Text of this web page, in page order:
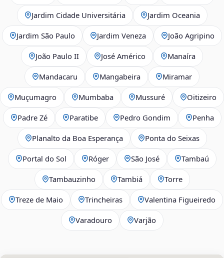
Jardim Cidade Universitária Jardim Oceania
Jardim São Paulo Jardim Veneza João Agripino
João Paulo II José Américo Manaíra
Mandacaru Mangabeira Miramar
Muçumagro Mumbaba Mussuré Oitizeiro
Padre Zé Paratibe Pedro Gondim Penha
Planalto da Boa Esperança Ponta do Seixas
Portal do Sol Róger São José Tambaú
Tambauzinho Tambiá Torre
Treze de Maio Trincheiras Valentina Figueiredo
Varadouro Varjão